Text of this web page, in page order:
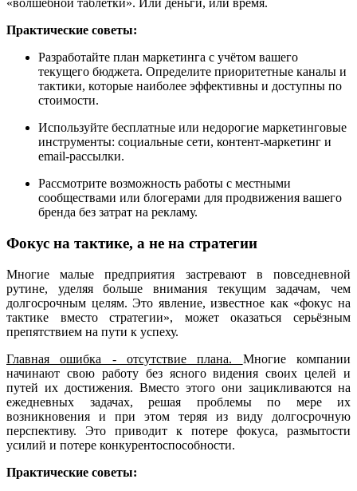
«волшебной таблетки». Или деньги, или время.
Практические советы:
Разработайте план маркетинга с учётом вашего
текущего бюджета. Определите приоритетные каналы и
тактики, которые наиболее эффективны и доступны по
стоимости.
Используйте бесплатные или недорогие маркетинговые
инструменты: социальные сети, контент-маркетинг и
email-рассылки.
Рассмотрите возможность работы с местными
сообществами или блогерами для продвижения вашего
бренда без затрат на рекламу.
Фокус на тактике, а не на стратегии
Многие малые предприятия застревают в повседневной
рутине, уделяя больше внимания текущим задачам, чем
долгосрочным целям. Это явление, известное как «фокус на
тактике вместо стратегии», может оказаться серьёзным
препятствием на пути к успеху.
Главная ошибка - отсутствие плана. Многие компании
начинают свою работу без ясного видения своих целей и
путей их достижения. Вместо этого они зацикливаются на
ежедневных задачах, решая проблемы по мере их
возникновения и при этом теряя из виду долгосрочную
перспективу. Это приводит к потере фокуса, размытости
усилий и потере конкурентоспособности.
Практические советы: